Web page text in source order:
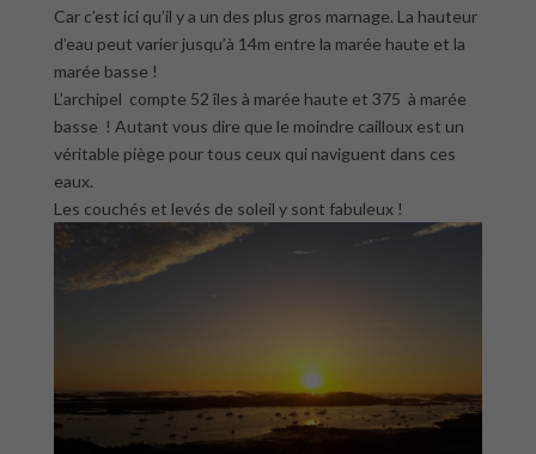
Car c’est ici qu’il y a un des plus gros marnage. La hauteur
d’eau peut varier jusqu’à 14m entre la marée haute et la
marée basse !
L’archipel compte 52 îles à marée haute et 375 à marée
basse ! Autant vous dire que le moindre cailloux est un
véritable piège pour tous ceux qui naviguent dans ces
eaux.
Les couchés et levés de soleil y sont fabuleux !